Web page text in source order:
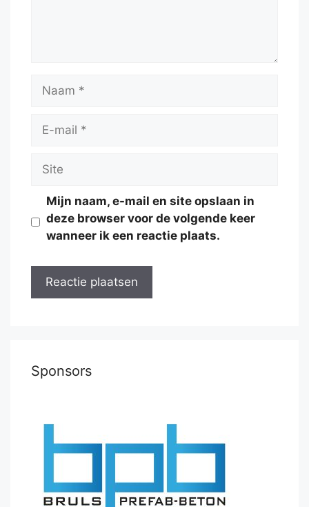
Naam
Site
Mijn naam, e-mail en site opslaan in
deze browser voor de volgende keer
wanneer ik een reactie plaats.
Sponsors